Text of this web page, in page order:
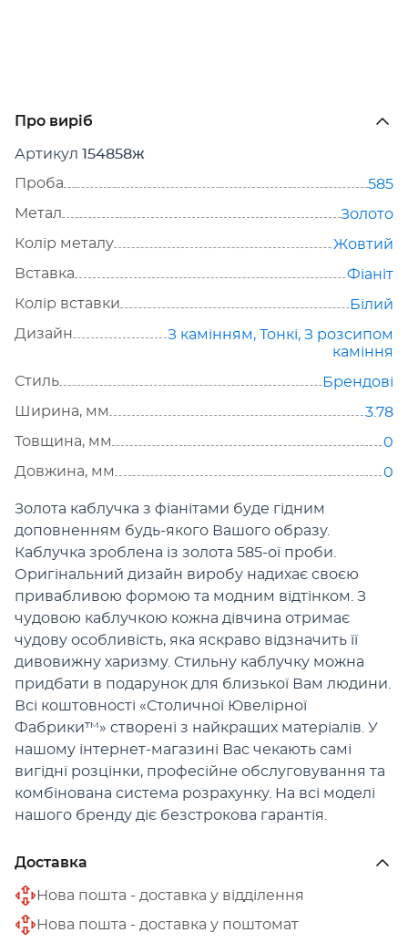
Про виріб
Артикул 154858ж
Проба
585
Метал
Золото
Колір металу
Жовтий
Вставка
Фіаніт
Колір вставки
Білий
Дизайн
З камінням, Тонкі, З розсипом
каміння
Стиль
Брендові
Ширина, мм
3.78
Товщина, мм
0
Довжина, мм
0
Золота каблучка з фіанітами буде гідним
доповненням будь-якого Вашого образу.
Каблучка зроблена із золота 585-ої проби.
Оригінальний дизайн виробу надихає своєю
привабливою формою та модним відтінком. З
чудовою каблучкою кожна дівчина отримає
чудову особливість, яка яскраво відзначить її
дивовижну харизму. Стильну каблучку можна
придбати в подарунок для близької Вам людини.
Всі коштовності «Столичної Ювелірної
Фабрики™» створені з найкращих матеріалів. У
нашому інтернет-магазині Вас чекають самі
вигідні розцінки, профеcійне обслуговування та
комбінована система розрахунку. На всі моделі
нашого бренду діє безстрокова гарантія.
Доставка
Нова пошта - доставка у відділення
Нова пошта - доставка у поштомат